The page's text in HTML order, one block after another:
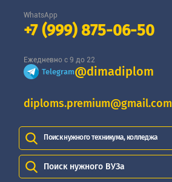
WhatsApp
+7 (999) 875-06-50
Ежедневно с 9 до 22
Telegram@dimadiplom
diploms.premium@gmail.com
Поиск нужного техникума, колледжа
Поиск нужного ВУЗа